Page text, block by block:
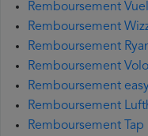
Remboursement
Remboursement
Remboursement
Remboursement
Remboursement
Remboursement
Remboursement Tap